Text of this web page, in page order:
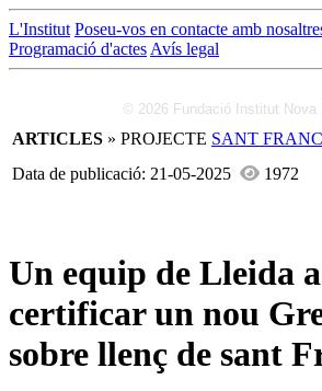
L'Institut Poseu-vos en contacte amb
Programació d'actes Avís legal
© 2026 Fundació Institut Nova
ARTICLES » PROJECTE SANT
Data de publicació: 21-05-2025
1972
Un equip de Lleida
certificar un nou
sobre llenç de sant